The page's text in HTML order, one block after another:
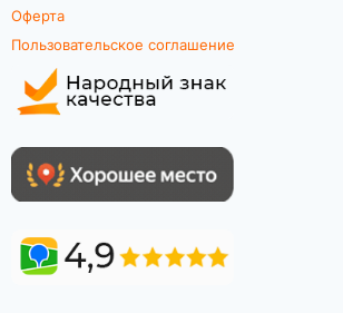
Оферта
Пользовательское соглашение